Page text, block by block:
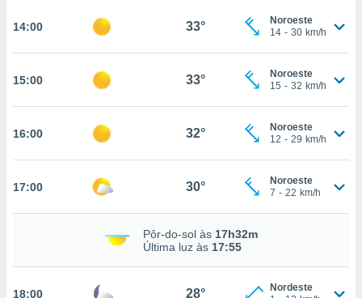
Pode
ao
nós e
para
14:00 33°
Noroeste
14 - 30 km/h
15:00 33°
Noroeste
15 - 32 km/h
16:00 32°
Noroeste
12 - 29 km/h
17:00 30°
Noroeste
7 - 22 km/h
Pôr-do-sol às 17h32m
Última luz às 17:55
18:00 28°
Nordeste